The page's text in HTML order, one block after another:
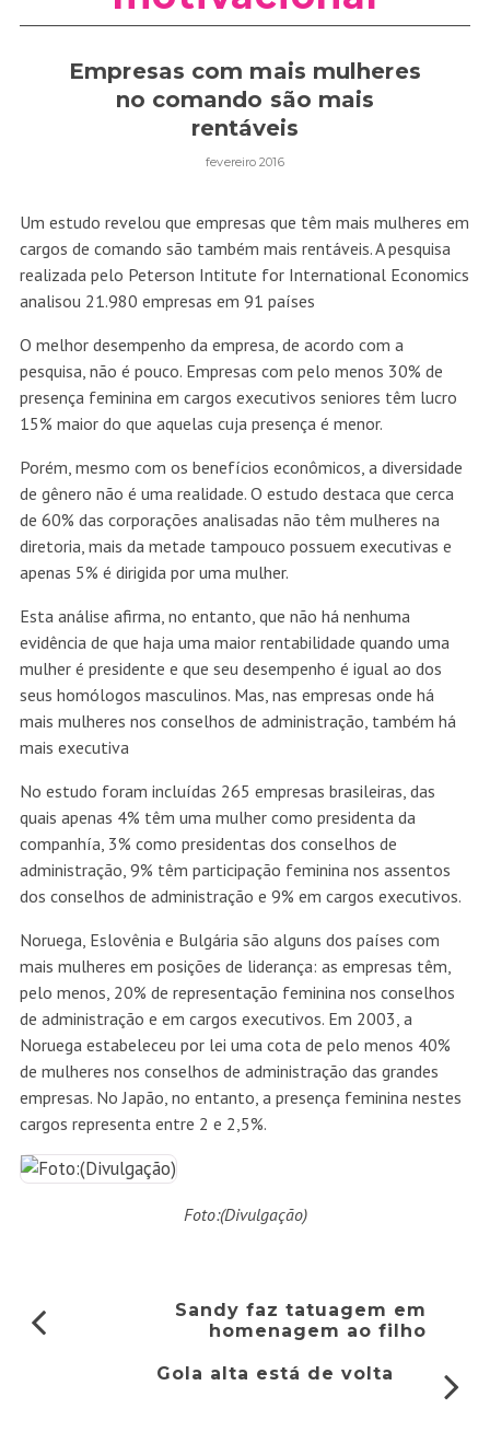
Empresas com mais mulheres
no comando são mais
rentáveis
fevereiro 2016
Um estudo revelou que empresas que têm mais mulheres em
cargos de comando são também mais rentáveis. A pesquisa
realizada pelo Peterson Intitute for International Economics
analisou 21.980 empresas em 91 países
O melhor desempenho da empresa, de acordo com a
pesquisa, não é pouco. Empresas com pelo menos 30% de
presença feminina em cargos executivos seniores têm lucro
15% maior do que aquelas cuja presença é menor.
Porém, mesmo com os benefícios econômicos, a diversidade
de gênero não é uma realidade. O estudo destaca que cerca
de 60% das corporações analisadas não têm mulheres na
diretoria, mais da metade tampouco possuem executivas e
apenas 5% é dirigida por uma mulher.
Esta análise afirma, no entanto, que não há nenhuma
evidência de que haja uma maior rentabilidade quando uma
mulher é presidente e que seu desempenho é igual ao dos
seus homólogos masculinos. Mas, nas empresas onde há
mais mulheres nos conselhos de administração, também há
mais executiva
No estudo foram incluídas 265 empresas brasileiras, das
quais apenas 4% têm uma mulher como presidenta da
companhía, 3% como presidentas dos conselhos de
administração, 9% têm participação feminina nos assentos
dos conselhos de administração e 9% em cargos executivos.
Noruega, Eslovênia e Bulgária são alguns dos países com
mais mulheres em posições de liderança: as empresas têm,
pelo menos, 20% de representação feminina nos conselhos
de administração e em cargos executivos. Em 2003, a
Noruega estabeleceu por lei uma cota de pelo menos 40%
de mulheres nos conselhos de administração das grandes
empresas. No Japão, no entanto, a presença feminina nestes
cargos representa entre 2 e 2,5%.
Foto:(Divulgação)
Sandy faz tatuagem em
homenagem ao filho
Gola alta está de volta